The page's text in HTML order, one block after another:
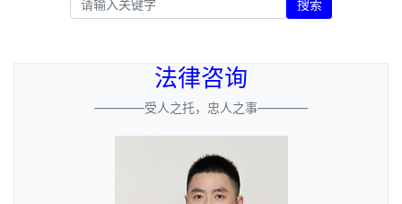
搜索
法律咨询
————受人之托，忠人之事————